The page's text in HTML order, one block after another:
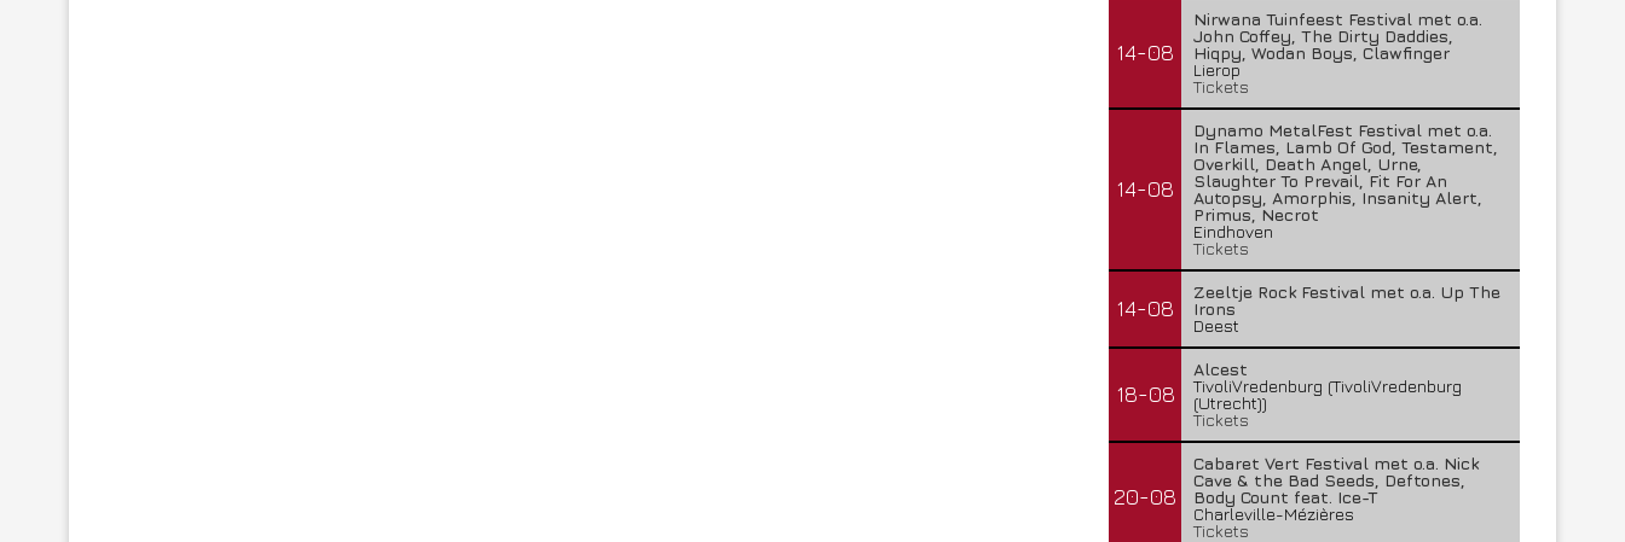
14-08
Nirwana Tuinfeest Festival met o.a.
John Coffey, The Dirty Daddies,
Hiqpy, Wodan Boys, Clawfinger
Lierop
Tickets
14-08
Dynamo MetalFest Festival met o.a.
In Flames, Lamb Of God, Testament,
Overkill, Death Angel, Urne,
Slaughter To Prevail, Fit For An
Autopsy, Amorphis, Insanity Alert,
Primus, Necrot
Eindhoven
Tickets
14-08
Zeeltje Rock Festival met o.a. Up The
Irons
Deest
18-08
Alcest
TivoliVredenburg (TivoliVredenburg
(Utrecht))
Tickets
20-08
Cabaret Vert Festival met o.a. Nick
Cave & the Bad Seeds, Deftones,
Body Count feat. Ice-T
Charleville-Mézières
Tickets